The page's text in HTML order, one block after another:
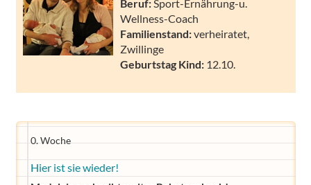
Beruf: Sport-Ernährung-u.
Wellness-Coach
Familienstand:verheiratet,
Zwillinge
Geburtstag Kind: 12.10.
0. Woche
Hier ist sie wieder!